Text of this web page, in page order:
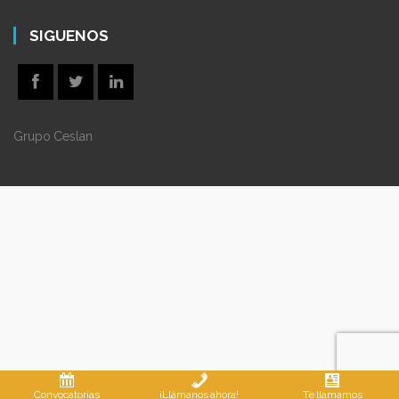
SIGUENOS
Grupo Ceslan
Convocatorias ¡Llámanos ahora! Te llamamos